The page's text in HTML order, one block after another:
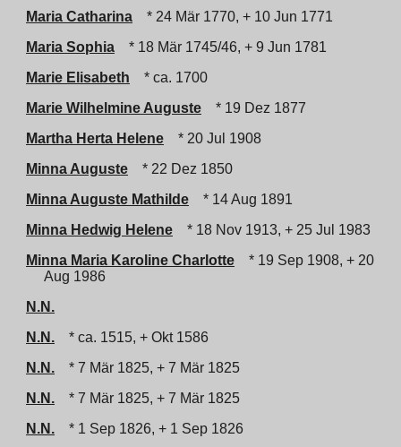
Maria Catharina
* 24 Mär 1770, + 10 Jun 1771
Maria Sophia
* 18 Mär 1745/46, + 9 Jun 1781
Marie Elisabeth
* ca. 1700
Marie Wilhelmine Auguste
* 19 Dez 1877
Martha Herta Helene
* 20 Jul 1908
Minna Auguste
* 22 Dez 1850
Minna Auguste Mathilde
* 14 Aug 1891
Minna Hedwig Helene
* 18 Nov 1913, + 25 Jul 1983
Minna Maria Karoline Charlotte
* 19 Sep 1908, + 20
Aug 1986
N.N.
N.N.
* ca. 1515, + Okt 1586
N.N.
* 7 Mär 1825, + 7 Mär 1825
N.N.
* 7 Mär 1825, + 7 Mär 1825
N.N.
* 1 Sep 1826, + 1 Sep 1826